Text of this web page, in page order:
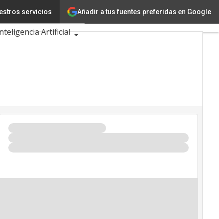
Añadir a tus fuentes preferidas en Google
servicios
Innovación
Artificial